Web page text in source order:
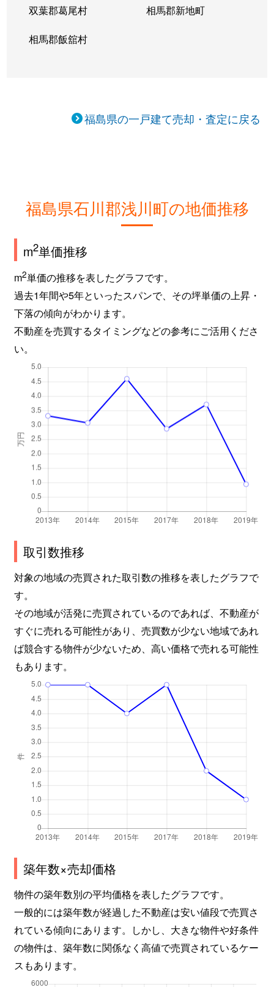
双葉郡葛尾村 相馬郡新地町
相馬郡飯舘村
福島県の一戸建て売却・査定に戻る
福島県石川郡浅川町の地価推移
m2単価推移
m2単価の推移を表したグラフです。
過去1年間や5年といったスパンで、その坪単価の上昇・
下落の傾向がわかります。
不動産を売買するタイミングなどの参考にご活用くださ
い。
取引数推移
対象の地域の売買された取引数の推移を表したグラフで
す。
その地域が活発に売買されているのであれば、不動産が
すぐに売れる可能性があり、売買数が少ない地域であれ
ば競合する物件が少ないため、高い価格で売れる可能性
もあります。
築年数×売却価格
物件の築年数別の平均価格を表したグラフです。
一般的には築年数が経過した不動産は安い値段で売買さ
れている傾向にあります。しかし、大きな物件や好条件
の物件は、築年数に関係なく高値で売買されているケー
スもあります。